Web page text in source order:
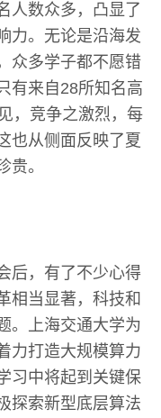
人数众多，凸显了
力。无论是沿海发
众多学子都不愿错
有来自28所知名高
，竞争之激烈，每
也从侧面反映了夏
贵。
后，有了不少心得
相当显著，科技和
。上海交通大学为
力打造大规模算力
习中将起到关键保
探索新型底层算法